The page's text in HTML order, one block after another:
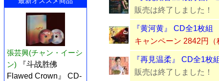
張芸興(チャン・イーシ
ン)
『斗战胜佛
Flawed Crown』 CD-
販売は終了しました！
『黄河黄』 CD全1枚組
キャンペーン 2842円（
『再見温柔』 CD全1枚
販売は終了しました！